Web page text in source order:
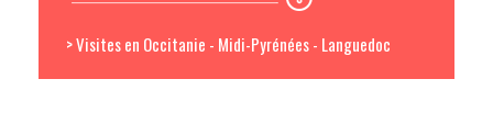
> Visites en Occitanie - Midi-Pyrénées - Languedoc